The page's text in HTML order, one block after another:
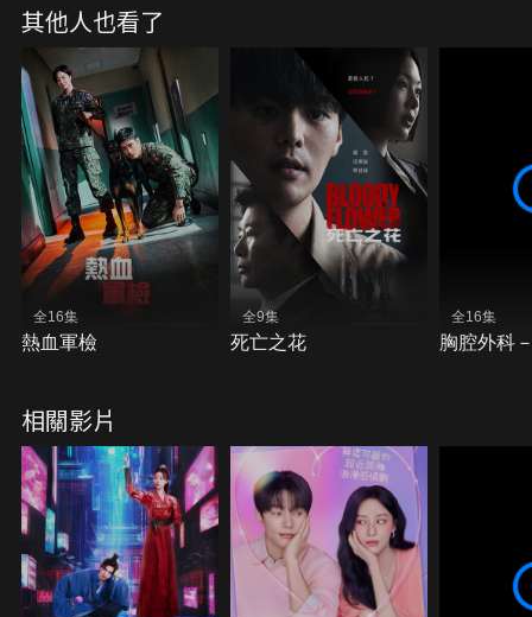
其他人也看了
全16集
熱血軍檢
全9集
死亡之花
全16集
胸腔外科
相關影片